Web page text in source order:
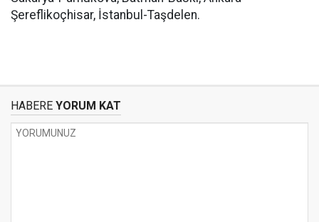
Şereflikoçhisar, İstanbul-Taşdelen.
HABERE YORUM KAT